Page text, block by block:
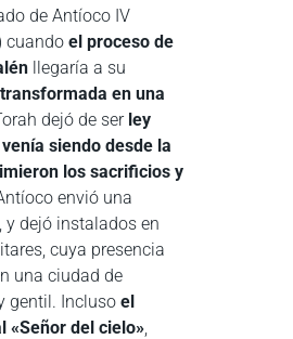
de Antíoco IV
cuando el proceso de
llegaría a su
en una
dejó de ser ley
siendo desde la
los sacrificios y
envió una
y dejó instalados en
cuya presencia
una ciudad de
gentil. Incluso el
«Señor del cielo»,